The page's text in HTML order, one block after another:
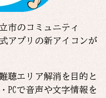
市のコミュニティ
式アプリの新アイコンが
聴エリア解消を目的と
PCで音声や文字情報を